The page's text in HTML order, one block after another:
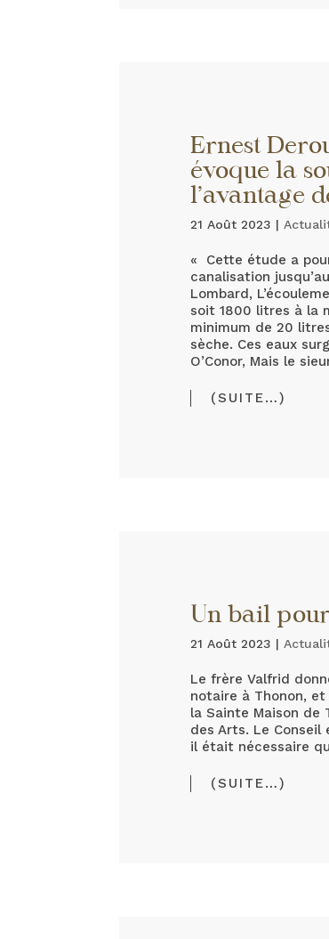
Ernest
évoque la
l’avantage
21 Août 2023 |
« Cette étude a
canalisation
Lombard,
soit 1800 litres à la
minimum de 20
sèche. Ces eaux
O’Conor, Mais le
(SUITE…)
Un bail
21 Août 2023 |
Le frère Valfrid
notaire à Thonon,
la Sainte Maison de
des Arts. Le
il était nécessaire
(SUITE…)